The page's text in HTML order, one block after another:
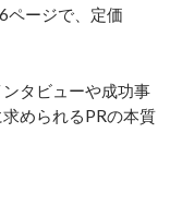
ページで、定価
タビューや成功事
められるPRの本質